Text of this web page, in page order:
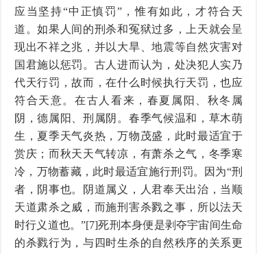
应当坚持“中正慎罚”，惟有如此，才符合天
道。如果人间的刑杀和冤狱过多，上天就会呈
现出不祥之兆，并以大旱、地震等自然灾害对
国君施以惩罚。古人进而认为，处决犯人实乃
代天行罚，故而，在什么时候执行天罚，也应
符合天意。在古人看来，春夏属阳、秋冬属
阴，德属阳、刑属阴。春季气候温和，草木萌
生，夏季天气炎热，万物茂盛，此时最适宜于
赏庆；而秋天天气转凉，有萧杀之气，冬季寒
冷，万物蓄藏，此时最适宜施行刑罚。因为“刑
者，阴事也。阴道属义，人君奉天出治，当顺
天道肃杀之威，而施刑害杀戮之事，所以法天
时行义道也。”[7]死刑本身便是剥夺宇宙间生命
的杀戮行为，与四时生杀的自然秩序的关系更